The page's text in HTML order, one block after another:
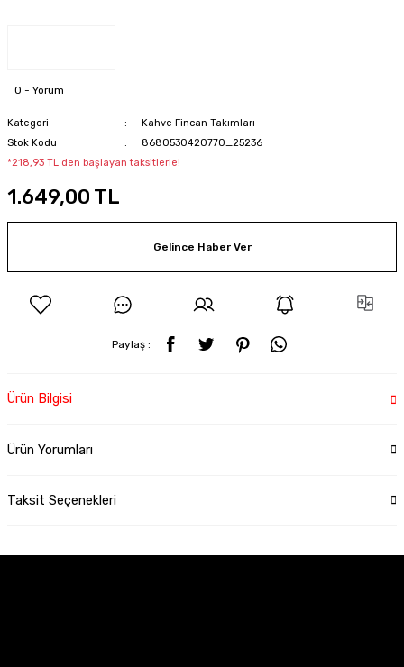
0 - Yorum
Kategori
Kahve Fincan Takımları
Stok Kodu
8680530420770_25236
*218,93 TL den başlayan taksitlerle!
1.649,00 TL
Gelince Haber Ver
Paylaş :
Ürün Bilgisi
Ürün Yorumları
Taksit Seçenekleri